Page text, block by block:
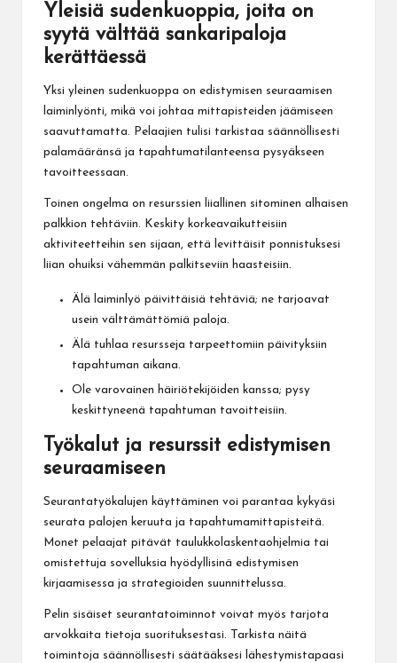
Yleisiä sudenkuoppia, joita on
syytä välttää sankaripaloja
kerättäessä
Yksi yleinen sudenkuoppa on edistymisen seuraamisen
laiminlyönti, mikä voi johtaa mittapisteiden jäämiseen
saavuttamatta. Pelaajien tulisi tarkistaa säännöllisesti
palamääränsä ja tapahtumatilanteensa pysyäkseen
tavoitteessaan.
Toinen ongelma on resurssien liiallinen sitominen alhaisen
palkkion tehtäviin. Keskity korkeavaikutteisiin
aktiviteetteihin sen sijaan, että levittäisit ponnistuksesi
liian ohuiksi vähemmän palkitseviin haasteisiin.
Älä laiminlyö päivittäisiä tehtäviä; ne tarjoavat
usein välttämättömiä paloja.
Älä tuhlaa resursseja tarpeettomiin päivityksiin
tapahtuman aikana.
Ole varovainen häiriötekijöiden kanssa; pysy
keskittyneenä tapahtuman tavoitteisiin.
Työkalut ja resurssit edistymisen
seuraamiseen
Seurantatyökalujen käyttäminen voi parantaa kykyäsi
seurata palojen keruuta ja tapahtumamittapisteitä.
Monet pelaajat pitävät taulukkolaskentaohjelmia tai
omistettuja sovelluksia hyödyllisinä edistymisen
kirjaamisessa ja strategioiden suunnittelussa.
Pelin sisäiset seurantatoiminnot voivat myös tarjota
arvokkaita tietoja suorituksestasi. Tarkista näitä
toimintoja säännöllisesti säätääksesi lähestymistapaasi